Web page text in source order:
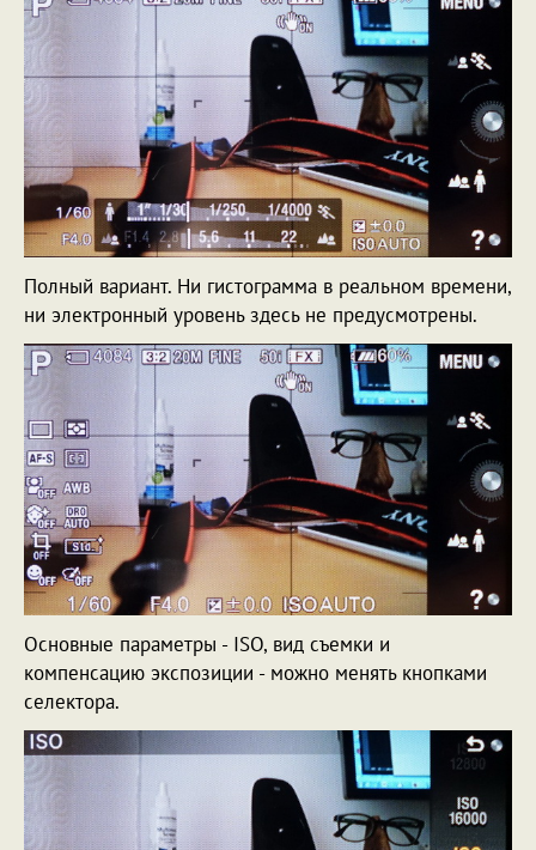
Полный вариант. Ни гистограмма в реальном времени,
ни электронный уровень здесь не предусмотрены.
Основные параметры - ISO, вид съемки и
компенсацию экспозиции - можно менять кнопками
селектора.